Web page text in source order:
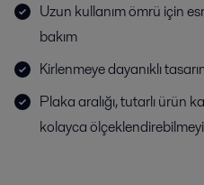
Uzun kullanım ömrü için
bakım
Kirlenmeye dayanıklı
Plaka aralığı, tutarlı ürün
kolayca